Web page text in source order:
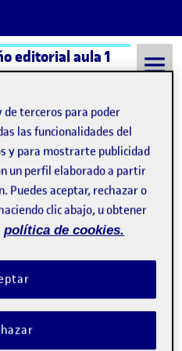
editorial aula 1
2021
Hidalgo
2021 3:38 pm
propuesta de diseño de
a modo general las
Para la portada he elegido un
que mira directamente al
de terceros para poder
las funcionalidades del
y para mostrarte publicidad
un perfil elaborado a partir
Puedes aceptar, rechazar o
clic abajo, u obtener
política de cookies.